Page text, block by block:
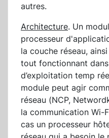
autres.
Architecture. Un
processeur
la couche réseau,
tout fonctionnant
d’exploitation temp
module peut agir
réseau (NCP,
la communication Wi-
cas un processeur